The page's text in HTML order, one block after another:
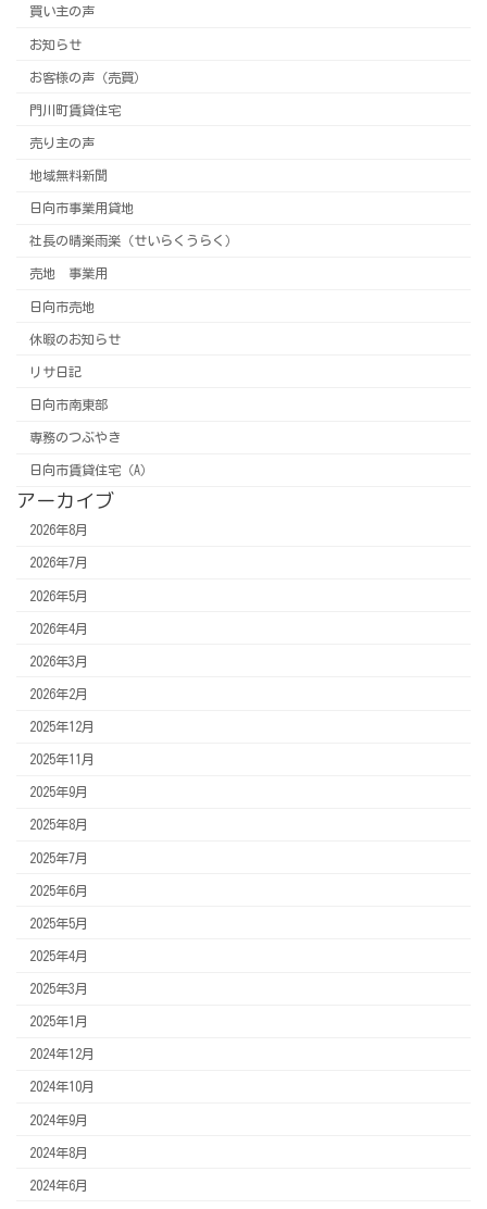
買い主の声
お知らせ
お客様の声（売買）
門川町賃貸住宅
売り主の声
地域無料新聞
日向市事業用貸地
社長の晴楽雨楽（せいらくうらく）
売地 事業用
日向市売地
休暇のお知らせ
リサ日記
日向市南東部
専務のつぶやき
日向市賃貸住宅（A）
アーカイブ
2026年8月
2026年7月
2026年5月
2026年4月
2026年3月
2026年2月
2025年12月
2025年11月
2025年9月
2025年8月
2025年7月
2025年6月
2025年5月
2025年4月
2025年3月
2025年1月
2024年12月
2024年10月
2024年9月
2024年8月
2024年6月